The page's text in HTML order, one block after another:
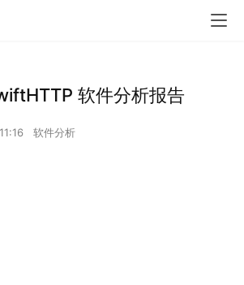
软件分析报告
软件分析